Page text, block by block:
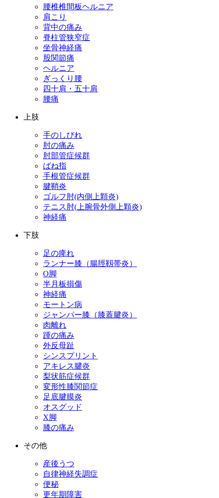
腰椎椎間板ヘルニア
肩こり
背中の痛み
脊柱管狭窄症
坐骨神経痛
股関節痛
ヘルニア
ぎっくり腰
四十肩・五十肩
腰痛
上肢
手のしびれ
肘の痛み
肘部管症候群
ばね指
手根管症候群
腱鞘炎
ゴルフ肘(内側上顆炎)
テニス肘(上腕骨外側上顆炎)
神経痛
下肢
足の痺れ
ランナー膝（腸脛靱帯炎）
O脚
半月板損傷
神経痛
モートン病
ジャンパー膝（膝蓋腱炎）
肉離れ
踵の痛み
外反母趾
シンスプリント
アキレス腱炎
梨状筋症候群
変形性膝関節症
足底腱膜炎
オスグッド
X脚
膝の痛み
その他
産後うつ
自律神経失調症
便秘
更年期障害